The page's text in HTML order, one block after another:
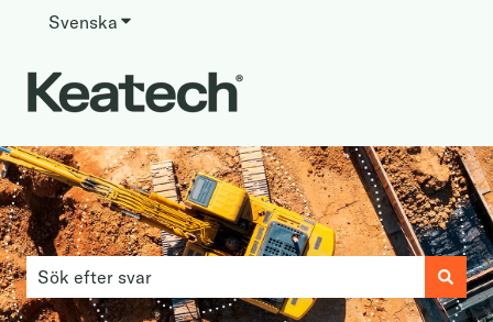
Svenska Visa undermenyer för översättningar
Detta är ett sökfält med en
Det finns inga förslag eftersom sökfältet är tomt.